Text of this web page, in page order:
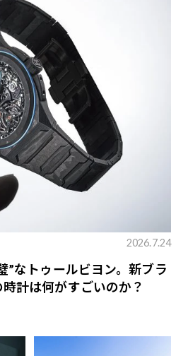
2026.7.24
”なトゥールビヨン。新ブラ
計は何がすごいのか？